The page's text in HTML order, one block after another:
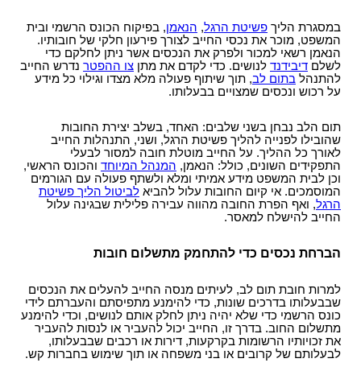
במסגרת הליך פשיטת הרגל, הנאמן, בפיקוח הכונס הרשמי ובית
המשפט, מוכר את נכסי החייב לצורך פירעון חלקי של חובותיו.
הנאמן רשאי למכור ולפרק את הנכסים אשר ניתן לחלקם כדי
לשלם דיבידנד לנושים. כדי לקדם את מתן צו ההפטר נדרש החייב
להתנהל בתום לב, תוך שיתוף פעולה מלא מצדו וגילוי כל מידע
על רכוש ונכסים שמצויים בבעלותו.
תום הלב נבחן בשני שלבים: האחד, בשלב יצירת החובות
שהובילו לפנייה להליך פשיטת הרגל, ושני, התנהלות החייב
לאורך כל ההליך. על החייב מוטלת חובה למסור לבעלי
התפקידים השונים, כולל: הנאמן, המנהל המיוחד והכונס הראשי,
וכן לבית המשפט מידע אמיתי ומלא ולשתף פעולה עם הגורמים
המוסמכים. אי קיום החובות עלול להביא לביטול הליך פשיטת
הרגל, ואף הפרת החובה מהווה עבירה פלילית שבגינה עלול
החייב להישלח למאסר.
הברחת נכסים כדי להתחמק מתשלום חובות
למרות חובת תום לב, לעיתים מנסה החייב להעלים את הנכסים
שבבעלותו בדרכים שונות, כדי להימנע מתפיסתם והעברתם לידי
כונס הרשמי כדי שלא יהיה ניתן לחלק אותם לנושים, וכדי להימנע
מתשלום החוב. בדרך זו, החייב יכול להעביר או לנסות להעביר
את זכויותיו הרשומות בקרקעות, דירות או רכבים שבבעלותו,
לבעלותם של קרובים או בני משפחה או תוך שימוש בחברות קש.